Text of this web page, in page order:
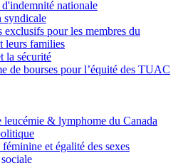
nationale
syndicale
exclusifs pour les membres du
leurs families
la sécurité
de bourses pour l’équité des TUAC
leucémie & lymphome du Canada
et égalité des sexes